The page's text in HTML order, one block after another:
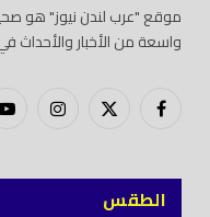
موقع "عرب لندن نيوز" هو
واسعة من الأخبار والأحداث
فيسبوكX
إنستغرام
الطقس